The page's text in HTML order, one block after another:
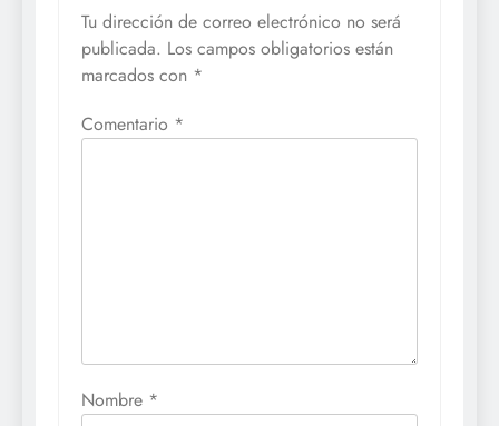
Tu dirección de correo electrónico no será
publicada. Los campos obligatorios están
marcados con *
Comentario *
Nombre *